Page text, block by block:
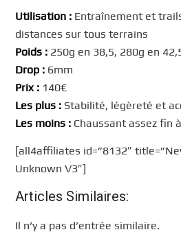
Utilisation : Entraînement et
distances sur tous terrains
Poids : 250g en 38,5, 280g en
Drop : 6mm
Prix : 140€
Les plus : Stabilité, légèreté et
Les moins : Chaussant assez fin
[all4affiliates id=”8132″
Unknown V3″]
Articles Similaires:
Il n’y a pas d’entrée similaire.